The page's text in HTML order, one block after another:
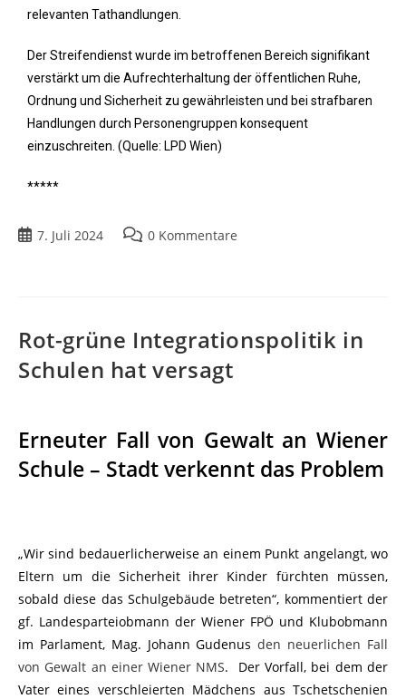
relevanten Tathandlungen.
Der Streifendienst wurde im betroffenen Bereich signifikant
verstärkt um die Aufrechterhaltung der öffentlichen Ruhe,
Ordnung und Sicherheit zu gewährleisten und bei strafbaren
Handlungen durch Personengruppen konsequent
einzuschreiten. (Quelle: LPD Wien)
*****
7. Juli 2024 0 Kommentare
Rot-grüne Integrationspolitik in
Schulen hat versagt
Erneuter Fall von Gewalt an Wiener
Schule – Stadt verkennt das Problem
„Wir sind bedauerlicherweise an einem Punkt angelangt, wo
Eltern um die Sicherheit ihrer Kinder fürchten müssen,
sobald diese das Schulgebäude betreten“, kommentiert der
gf. Landesparteiobmann der Wiener FPÖ und Klubobmann
im Parlament, Mag. Johann Gudenusden neuerlichen Fall
von Gewalt an einer Wiener NMS. Der Vorfall, bei dem der
Vater eines verschleierten Mädchens aus Tschetschenien